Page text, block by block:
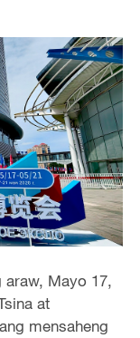
araw, Mayo 17,
at
mensaheng